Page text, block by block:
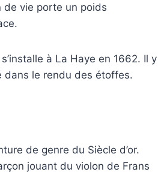
de vie porte un poids
à La Haye en 1662. Il y
le rendu des étoffes.
de genre du Siècle d’or.
jouant du violon de Frans